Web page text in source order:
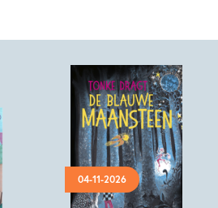
04-11-2026
Hardcover